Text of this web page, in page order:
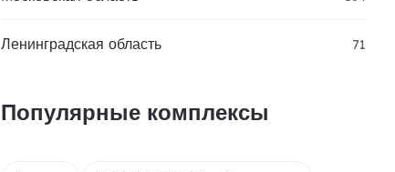
Ленинградская область 71
Популярные комплексы